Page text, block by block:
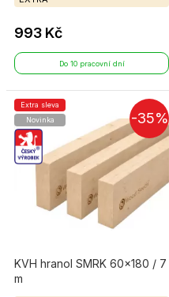
993 Kč
Do 10 pracovní dní
-35%
Extra sleva
Novinka
KVH hranol SMRK 60×180 / 7
m